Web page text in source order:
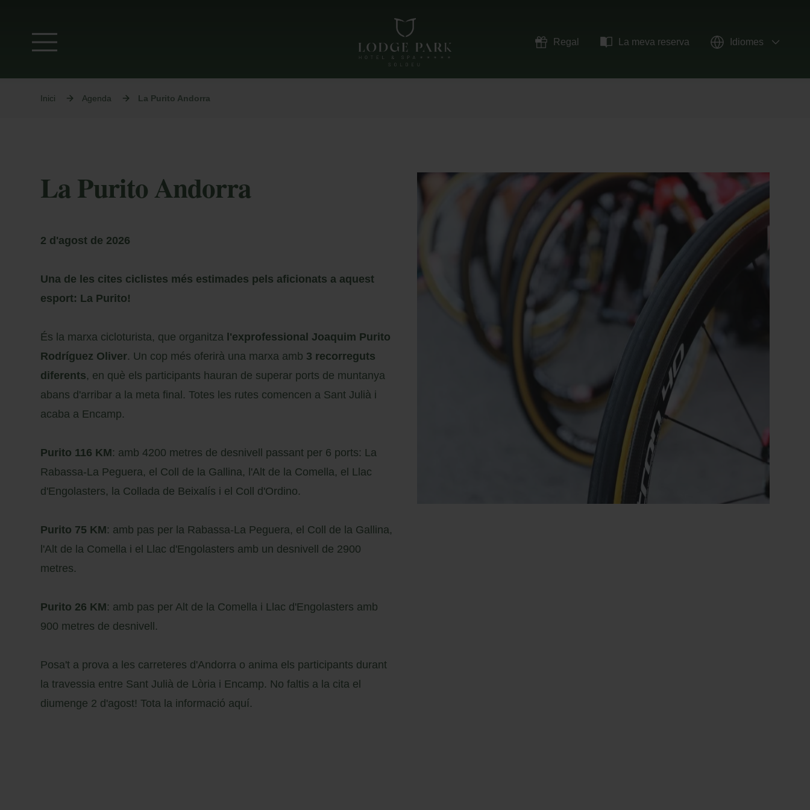
Regal La meva reserva Idiomes
Inici Agenda La Purito Andorra
La Purito Andorra
2 d'agost de 2026
Una de les cites ciclistes més estimades pels aficionats a aquest
esport: La Purito!
És la marxa cicloturista, que organitza l'exprofessional Joaquim Purito
Rodríguez Oliver. Un cop més oferirà una marxa amb 3 recorreguts
diferents, en què els participants hauran de superar ports de muntanya
abans d'arribar a la meta final. Totes les rutes comencen a Sant Julià i
acaba a Encamp.
Purito 116 KM: amb 4200 metres de desnivell passant per 6 ports: La
Rabassa-La Peguera, el Coll de la Gallina, l'Alt de la Comella, el Llac
d'Engolasters, la Collada de Beixalís i el Coll d'Ordino.
Purito 75 KM: amb pas per la Rabassa-La Peguera, el Coll de la Gallina,
l'Alt de la Comella i el Llac d'Engolasters amb un desnivell de 2900
metres.
Purito 26 KM: amb pas per Alt de la Comella i Llac d'Engolasters amb
900 metres de desnivell.
Posa't a prova a les carreteres d'Andorra o anima els participants durant
la travessia entre Sant Julià de Lòria i Encamp. No faltis a la cita el
diumenge 2 d'agost! Tota la informació aquí.